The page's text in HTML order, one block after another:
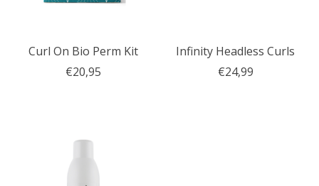
Curl On Bio Perm Kit
€20,95
Infinity Headless Curls
€24,99